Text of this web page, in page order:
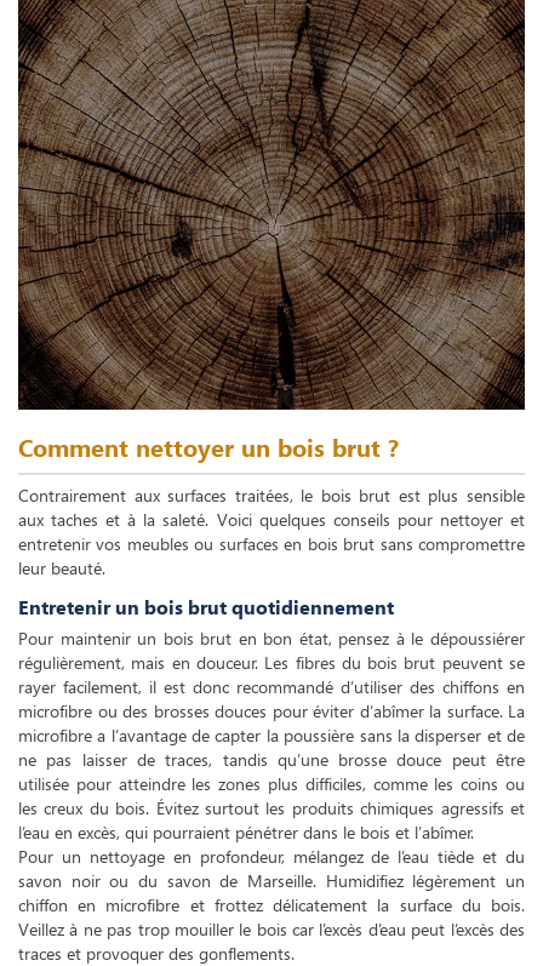
Comment nettoyer un bois brut ?
Contrairement aux surfaces traitées, le bois brut est plus sensible
aux taches et à la saleté. Voici quelques conseils pour nettoyer et
entretenir vos meubles ou surfaces en bois brut sans compromettre
leur beauté.
Entretenir un bois brut quotidiennement
Pour maintenir un bois brut en bon état, pensez à le dépoussiérer
régulièrement, mais en douceur. Les fibres du bois brut peuvent se
rayer facilement, il est donc recommandé d’utiliser des chiffons en
microfibre ou des brosses douces pour éviter d’abîmer la surface. La
microfibre a l’avantage de capter la poussière sans la disperser et de
ne pas laisser de traces, tandis qu’une brosse douce peut être
utilisée pour atteindre les zones plus difficiles, comme les coins ou
les creux du bois. Évitez surtout les produits chimiques agressifs et
l’eau en excès, qui pourraient pénétrer dans le bois et l’abîmer.
Pour un nettoyage en profondeur, mélangez de l’eau tiède et du
savon noir ou du savon de Marseille. Humidifiez légèrement un
chiffon en microfibre et frottez délicatement la surface du bois.
Veillez à ne pas trop mouiller le bois car l’excès d’eau peut l’excès des
traces et provoquer des gonflements.